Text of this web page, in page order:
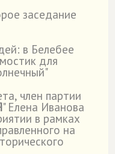
заседание
в Белебее
для
член партии
" Елена Иванова
в рамках
на